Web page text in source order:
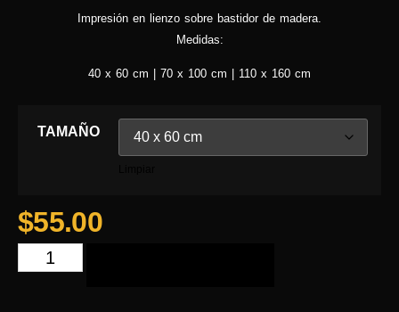
Impresión en lienzo sobre bastidor de madera.
Medidas:
40 x 60 cm | 70 x 100 cm | 110 x 160 cm
TAMAÑO
$55.00